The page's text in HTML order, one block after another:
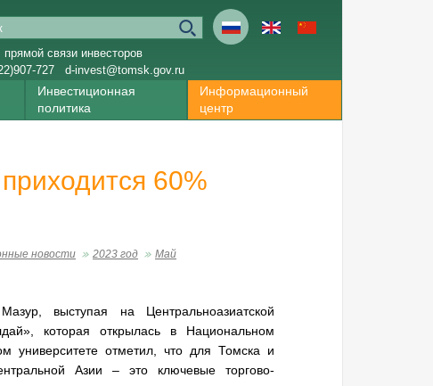
прямой связи инвесторов
727
d-invest@tomsk.gov.ru
Инвестиционная
политика
Информационный
центр
60%
новости 2023 год Май
выступая на Центральноазиатской
которая открылась в Национальном
университете отметил, что для Томска и
Азии – это ключевые торгово-